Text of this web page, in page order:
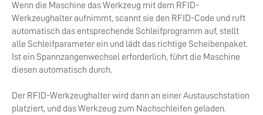
Wenn die Maschine das Werkzeug mit dem RFID-
Werkzeughalter aufnimmt, scannt sie den RFID-Code und ruft
automatisch das entsprechende Schleifprogramm auf, stellt
alle Schleifparameter ein und lädt das richtige Scheibenpaket.
Ist ein Spannzangenwechsel erforderlich, führt die Maschine
diesen automatisch durch.
Der RFID-Werkzeughalter wird dann an einer Austauschstation
platziert, und das Werkzeug zum Nachschleifen geladen.